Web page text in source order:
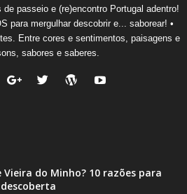
passeio e (re)encontro Portugal adentro!
para mergulhar descobrir e... saborear! •
Entre cores e sentimentos, paisagens e
sabores e saberes.
Vieira do Minho? 10 razões para